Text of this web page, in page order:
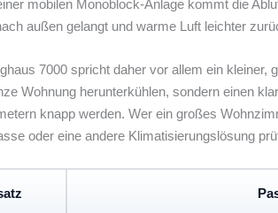
mobilen Monoblock-Anlage kommt die
außen gelangt und warme Luft leichter
7000 spricht daher vor allem ein
Wohnung herunterkühlen, sondern einen
knapp werden. Wer ein großes
oder eine andere Klimatisierungslösung